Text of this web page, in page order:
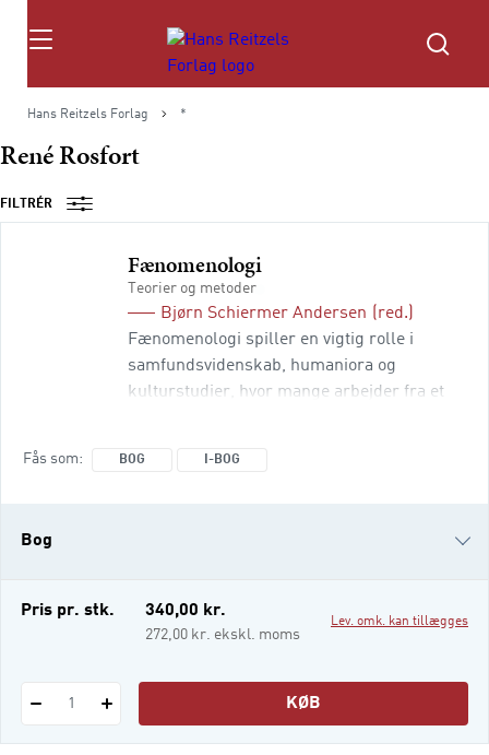
Søg
Hans Reitzels Forlag *
René Rosfort
FILTRÉR
Fænomenologi
Teorier og metoder
Bjørn Schiermer Andersen
(red.)
Fænomenologi spiller en vigtig rolle i
samfundsvidenskab, humaniora og
kulturstudier, hvor mange arbejder fra et
kan arbejde empirisk fra et
fænomenologisk ståsted.
Fås som BOG I-BOG
Bog
i-bog
Pris pr. stk. 340,00 kr.
272,00 kr. ekskl. moms
Lev. omk. kan tillægges
1 KØB